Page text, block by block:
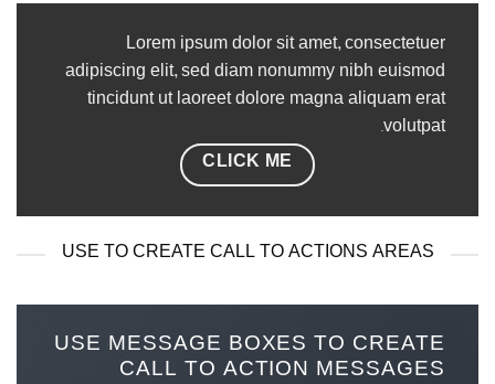
Lorem ipsum dolor sit amet, consectetuer
adipiscing elit, sed diam nonummy nibh euismod
tincidunt ut laoreet dolore magna aliquam erat
volutpat.
CLICK ME
USE TO CREATE CALL TO ACTIONS AREAS
USE MESSAGE BOXES TO CREATE
CALL TO ACTION MESSAGES